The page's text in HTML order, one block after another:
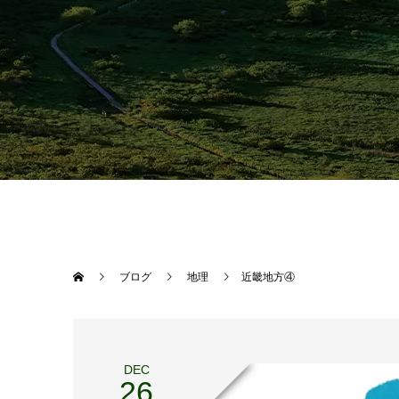
ブログ 地理 近畿地方④
DEC
26